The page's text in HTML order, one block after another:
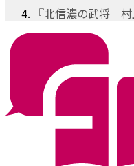
『北信濃の武将